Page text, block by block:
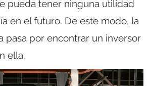
pueda tener ninguna utilidad
en el futuro. De este modo, la
pasa por encontrar un inversor
ella.